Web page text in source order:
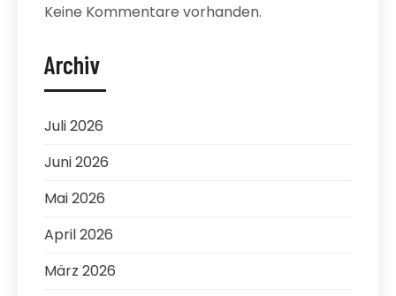
Keine Kommentare vorhanden.
Archiv
Juli 2026
Juni 2026
Mai 2026
April 2026
März 2026